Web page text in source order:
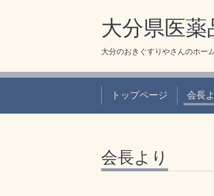
大分県医薬
大分のおきぐすりやさんのホー
トップページ 会長
会長より